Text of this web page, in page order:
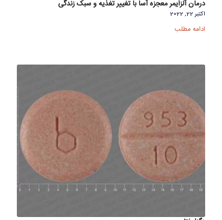
درمان آلزایمر معجزه آسا با تغییر تغذیه و سبک زندگی
اکتبر 22, 2022
ادامه مطلب